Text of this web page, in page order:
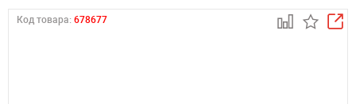
Код товара: 678677